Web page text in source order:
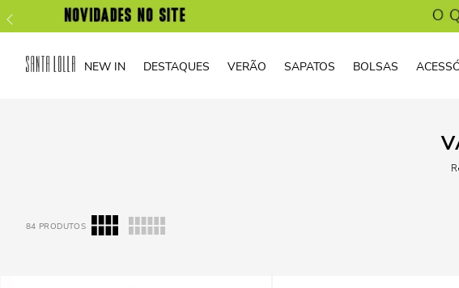
NEW IN DESTAQUES VERÃO SAPATOS BOLSAS
84 PRODUTOS